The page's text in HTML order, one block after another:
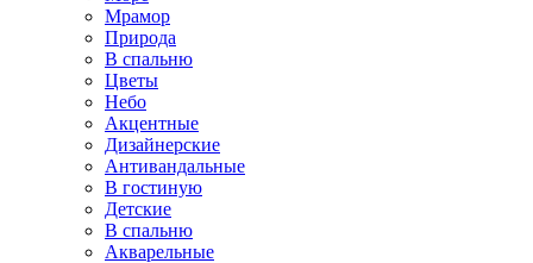
Мрамор
Природа
В спальню
Цветы
Небо
Акцентные
Дизайнерские
Антивандальные
В гостиную
Детские
В спальню
Акварельные